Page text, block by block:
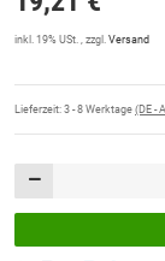
inkl. 19% USt. , zzgl. Versand
Lieferzeit: 3 - 8 Werktage (DE -